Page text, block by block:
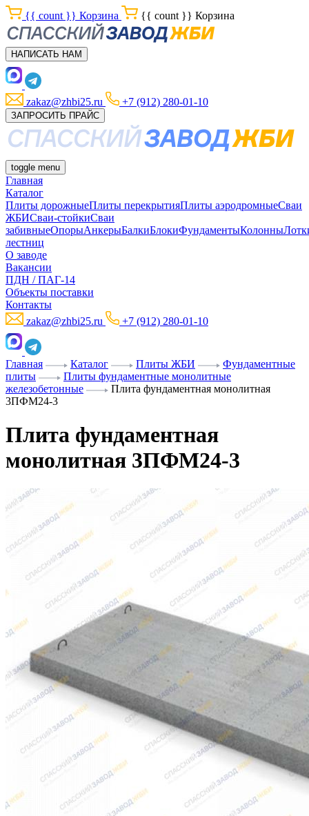
{{ count }} Корзина {{ count }} Корзина
НАПИСАТЬ НАМ
zakaz@zhbi25.ru +7 (912) 280-01-10
ЗАПРОСИТЬ ПРАЙС
toggle menu
Главная
Каталог
Плиты дорожныеПлиты перекрытияПлиты аэродромныеСваи
ЖБИСваи-стойкиСваи
забивныеОпорыАнкерыБалкиБлокиФундаментыКолонны
лестниц
О заводе
Вакансии
ПДН / ПАГ-14
Объекты поставки
Контакты
zakaz@zhbi25.ru
+7 (912) 280-01-10
Главная Каталог Плиты ЖБИ
Фундаментные
плиты
Плиты фундаментные монолитные
железобетонные
Плита фундаментная монолитная
3ПФМ24-3
Плита фундаментная
монолитная 3ПФМ24-3